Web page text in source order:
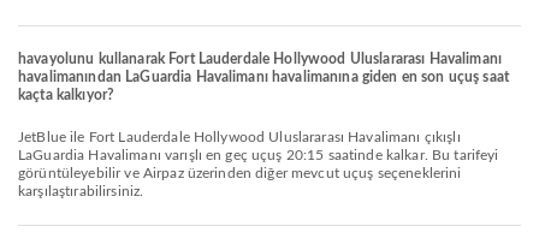
havayolunu kullanarak Fort Lauderdale Hollywood Uluslararası Havalimanı
havalimanından LaGuardia Havalimanı havalimanına giden en son uçuş saat
kaçta kalkıyor?
JetBlue ile Fort Lauderdale Hollywood Uluslararası Havalimanı çıkışlı
LaGuardia Havalimanı varışlı en geç uçuş 20:15 saatinde kalkar. Bu tarifeyi
görüntüleyebilir ve Airpaz üzerinden diğer mevcut uçuş seçeneklerini
karşılaştırabilirsiniz.